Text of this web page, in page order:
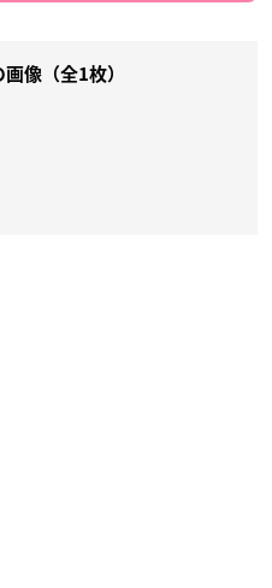
像（全1枚）